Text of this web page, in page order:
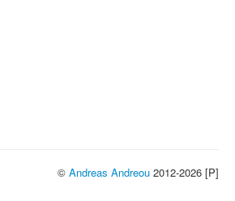
© Andreas Andreou 2012-2026 [P]